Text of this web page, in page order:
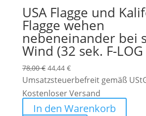
USA Flagge und
Flagge wehen
nebeneinander bei
Wind (32 sek. F-
78,00€ Ursprünglicher
Preis
war:
78,00 €
44,44 €Aktueller
Preis
ist:
44,44 €.
Umsatzsteuerbefreit gemäß
Kostenloser Versand
In den Warenkorb